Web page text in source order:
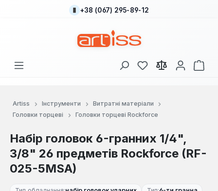
Перейти до основного вмісту
+38 (067) 295-89-12
У вас є 0 у списку
Artiss Інструменти
Витратні матеріали
Головки торцеві
Головки торцеві Rockforce
Набір головок 6-гранних 1/4",
3/8" 26 предметів Rockforce (RF-
025-5MSA)